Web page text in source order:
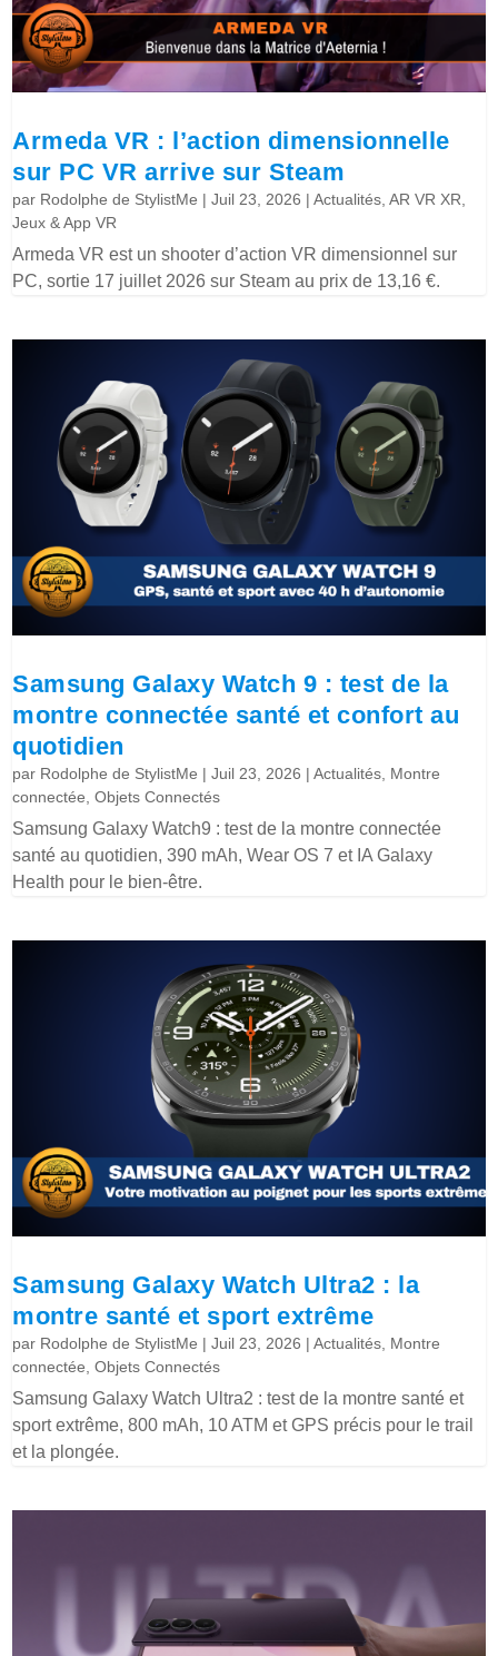
Armeda VR : l’action dimensionnelle
sur PC VR arrive sur Steam
par Rodolphe de StylistMe |Juil 23, 2026 |Actualités ,AR VR XR
Jeux & App VR
Armeda VR est un shooter d’action VR dimensionnel sur
PC, sortie 17 juillet 2026 sur Steam au prix de 13,16 €.
Samsung Galaxy Watch 9 : test de la
montre connectée santé et confort au
quotidien
par Rodolphe de StylistMe |Juil 23, 2026 |Actualités Montre
connectée ,Objets Connectés
Samsung Galaxy Watch9 : test de la montre connectée
santé au quotidien, 390 mAh, Wear OS 7 et IA Galaxy
Health pour le bien-être.
Samsung Galaxy Watch Ultra2 : la
montre santé et sport extrême
par Rodolphe de StylistMe |Juil 23, 2026 |Actualités Montre
connectée ,Objets Connectés
Samsung Galaxy Watch Ultra2 : test de la montre santé et
sport extrême, 800 mAh, 10 ATM et GPS précis pour le trail
et la plongée.